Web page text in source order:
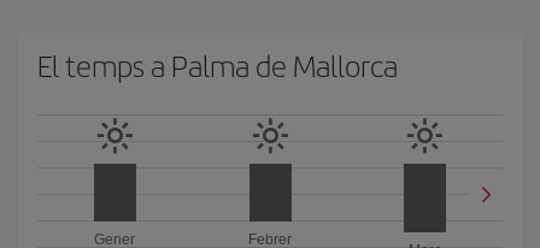
El temps a Palma de Mallorca
Gener
Febrer